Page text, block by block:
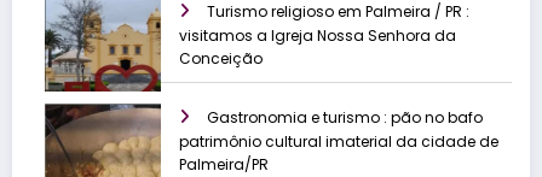
Turismo religioso em Palmeira / PR :
visitamos a Igreja Nossa Senhora da
Conceição
Gastronomia e turismo : pão no bafo
patrimônio cultural imaterial da cidade de
Palmeira/PR